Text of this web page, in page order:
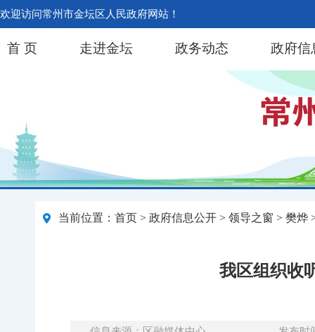
欢迎访问常州市金坛区人民政府网站！
首 页 走进金坛 政务动态 政府信
当前位置： 首页 > 政府信息公开 > 领导之窗 > 樊烨
我区组织收